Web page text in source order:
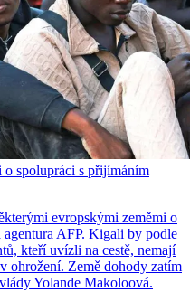
o spolupráci s přijímáním
evropskými zeměmi o
agentura AFP. Kigali by podle
kteří uvízli na cestě, nemají
ohrožení. Země dohody zatím
Yolande Makoloová.